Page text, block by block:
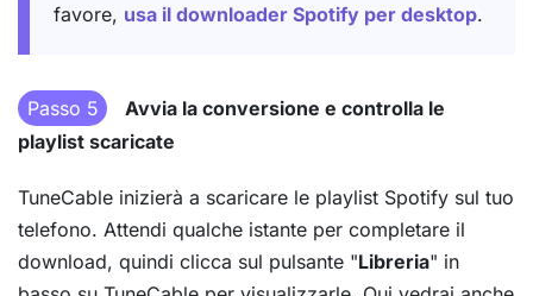
favore, usa il downloader Spotify per desktop.
Passo 5
Avvia la conversione e controlla le
playlist scaricate
TuneCable inizierà a scaricare le playlist Spotify sul tuo
telefono. Attendi qualche istante per completare il
download, quindi clicca sul pulsante "Libreria" in